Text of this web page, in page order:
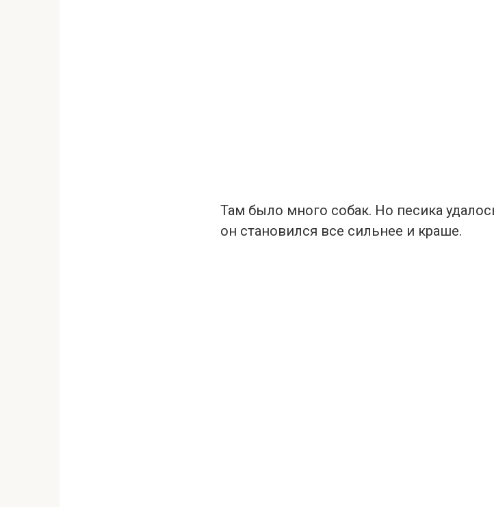
Там было много собак. Но песика
он становился все сильнее и краше.